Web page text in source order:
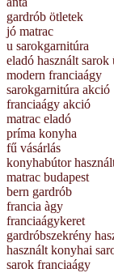
gardrób ötletek
jó matrac
u sarokgarnitúra
eladó használt
modern franciaágy
sarokgarnitúra akció
franciaágy akció
matrac eladó
príma konyha
fű vásárlás
konyhabútor
matrac budapest
bern gardrób
francia àgy
franciaágykeret
gardróbszekrény
használt konyhai
sarok franciaágy